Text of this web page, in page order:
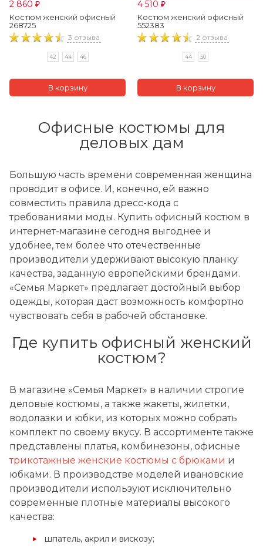
2 860 ₽
Костюм женский офисный
268725
3 отзыва
42 44 46
4 510 ₽
Костюм женский офисный
552383
2 отзыва
44 50
Офисные костюмы для
деловых дам
Большую часть времени современная женщина
проводит в офисе. И, конечно, ей важно
совместить правила дресс-кода с
требованиями моды. Купить офисный костюм в
интернет-магазине сегодня выгоднее и
удобнее, тем более что отечественные
производители удерживают высокую планку
качества, заданную европейскими брендами.
«Семья Маркет» предлагает достойный выбор
одежды, которая даст возможность комфортно
чувствовать себя в рабочей обстановке.
Где купить офисный женский
костюм?
В магазине «Семья Маркет» в наличии строгие
деловые костюмы, а также жакеты, жилетки,
водолазки и юбки, из которых можно собрать
комплект по своему вкусу. В ассортименте также
представлены платья, комбинезоны, офисные
трикотажные женские костюмы с брюками и
юбками. В производстве моделей ивановские
производители используют исключительно
современные плотные материалы высокого
качества:
шпатель, акрил и вискозу;